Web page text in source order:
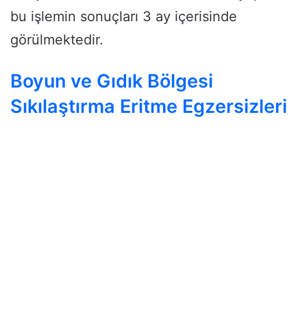
bu işlemin sonuçları 3 ay içerisinde
görülmektedir.
Boyun ve Gıdık Bölgesi
Sıkılaştırma Eritme Egzersizleri